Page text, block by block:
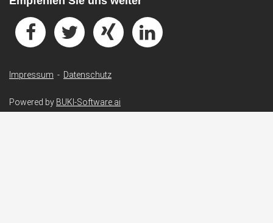
Impressum - Datenschutz
Powered by BUKI-Software.ai